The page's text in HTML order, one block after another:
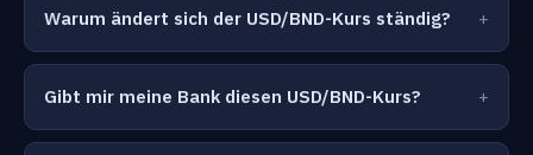
Warum ändert sich der USD/BND-Kurs ständig?
Gibt mir meine Bank diesen USD/BND-Kurs?